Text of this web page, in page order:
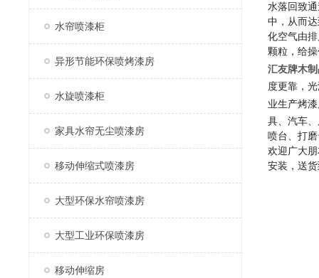
水帘喷漆柜
异形节能环保喷烤漆房
水旋喷漆柜
家具水帘无尘喷漆房
移动伸缩式喷漆房
大型环保水帘喷漆房
大型工业环保喷漆房
移动伸缩房
水落回致
中，从而
化空气由
颗粒，给
汇友牌木
度更靠，
业生产烤
具、汽车
喷台、打
欢迎广大
安装，送